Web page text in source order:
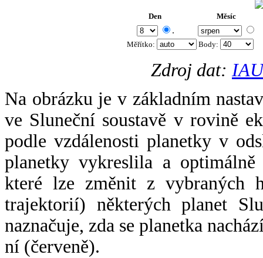
Den Měsíc
.
Měřítko: Body:
Zdroj dat:
Na obrázku je v základním
ve Sluneční soustavě v rovině
podle vzdálenosti planetky v
planetky vykreslila a
které lze změnit z vybraných
trajektorií) některých planet
naznačuje, zda se planetka
ní (červeně).